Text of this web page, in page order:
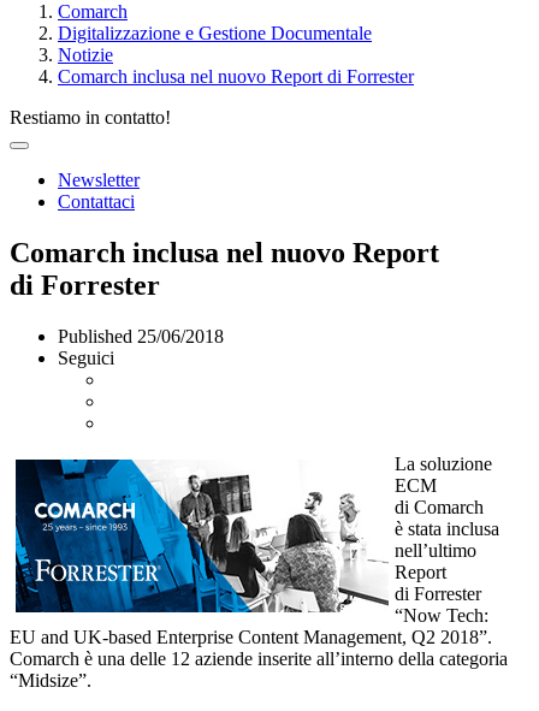
Comarch
Digitalizzazione e Gestione Documentale
Notizie
Comarch inclusa nel nuovo Report di Forrester
Restiamo in contatto!
Newsletter
Contattaci
Comarch inclusa nel nuovo Report
di Forrester
Published 25/06/2018
Seguici
La soluzione
ECM
di Comarch
è stata inclusa
nell’ultimo
Report
di Forrester
“Now Tech:
EU and UK-based Enterprise Content Management, Q2 2018”.
Comarch è una delle 12 aziende inserite all’interno della categoria
“Midsize”.